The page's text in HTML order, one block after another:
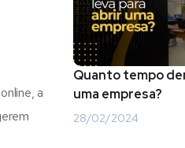
a
Quanto tempo
uma empresa?
28/02/2024